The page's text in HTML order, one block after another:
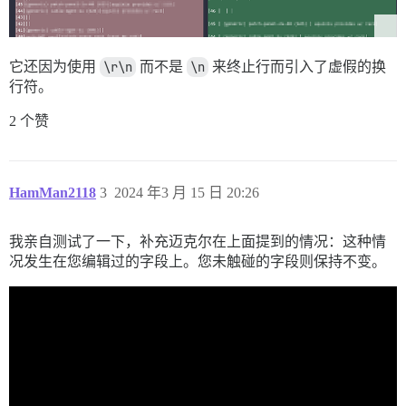
它还因为使用 \r\n 而不是 \n 来终止行而引入了虚假的换
行符。
2 个赞
HamMan2118 2024 年3 月 15 日 20:26
3
我亲自测试了一下，补充迈克尔在上面提到的情况：这种情
况发生在您编辑过的字段上。您未触碰的字段则保持不变。